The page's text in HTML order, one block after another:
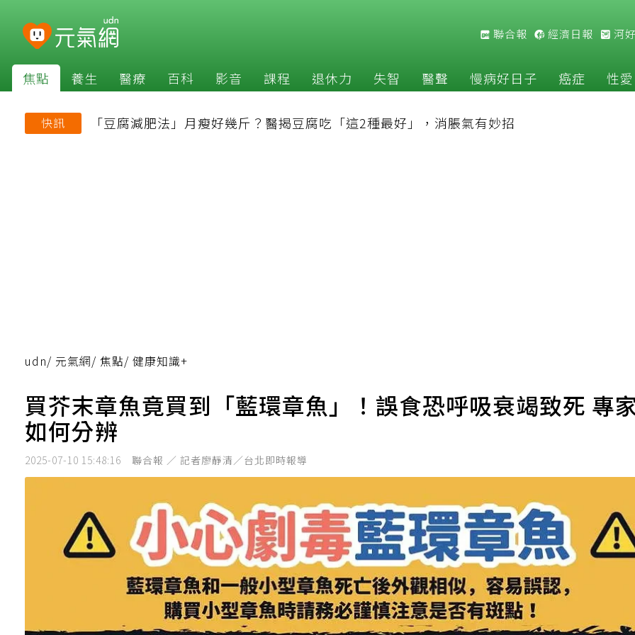
聯合報 經濟日報 河
焦點 養生 醫療 百科 影音 課程 退休力 失智 醫聲 慢病好日子 癌症 性愛
快訊 「豆腐減肥法」月瘦好幾斤？醫揭豆腐吃「這2種最好」，消脹氣有妙招
udn/ 元氣網/ 焦點/ 健康知識+
買芥末章魚竟買到「藍環章魚」！誤食恐呼吸衰竭致死 專
如何分辨
2025-07-10 15:48:16 聯合報 ／ 記者廖靜清／台北即時報導